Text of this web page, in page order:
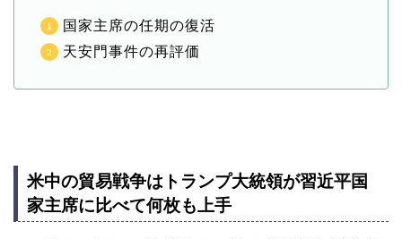
国家主席の任期の復活
天安門事件の再評価
米中の貿易戦争はトランプ大統領が習近平国
家主席に比べて何枚も上手